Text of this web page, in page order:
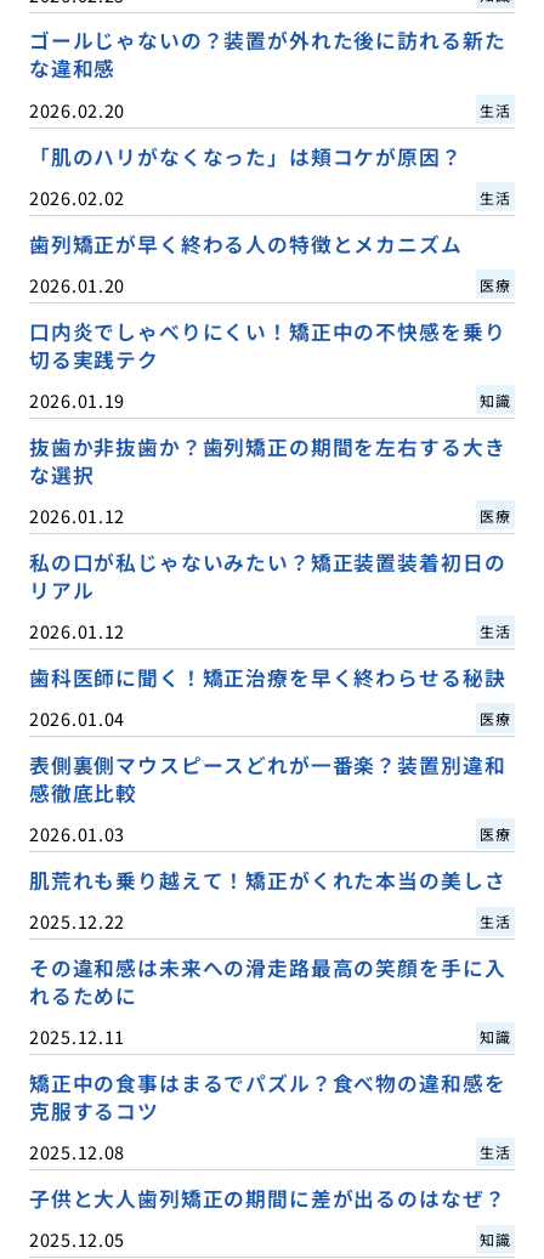
ゴールじゃないの？装置が外れた後に訪れる新た
な違和感
2026.02.20 生活
「肌のハリがなくなった」は頬コケが原因？
2026.02.02 生活
歯列矯正が早く終わる人の特徴とメカニズム
2026.01.20 医療
口内炎でしゃべりにくい！矯正中の不快感を乗り
切る実践テク
2026.01.19 知識
抜歯か非抜歯か？歯列矯正の期間を左右する大き
な選択
2026.01.12 医療
私の口が私じゃないみたい？矯正装置装着初日の
リアル
2026.01.12 生活
歯科医師に聞く！矯正治療を早く終わらせる秘訣
2026.01.04 医療
表側裏側マウスピースどれが一番楽？装置別違和
感徹底比較
2026.01.03 医療
肌荒れも乗り越えて！矯正がくれた本当の美しさ
2025.12.22 生活
その違和感は未来への滑走路最高の笑顔を手に入
れるために
2025.12.11 知識
矯正中の食事はまるでパズル？食べ物の違和感を
克服するコツ
2025.12.08 生活
子供と大人歯列矯正の期間に差が出るのはなぜ？
2025.12.05 知識